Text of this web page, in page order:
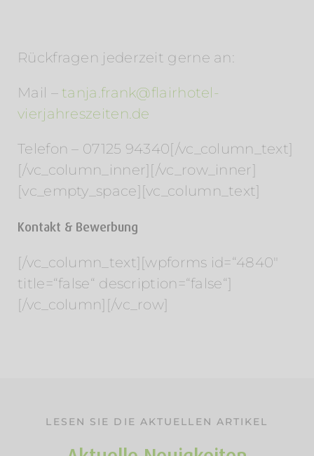
Rückfragen jederzeit gerne an:
Mail – tanja.frank@flairhotel-
vierjahreszeiten.de
Telefon – 07125 94340[/vc_column_text]
[/vc_column_inner][/vc_row_inner]
[vc_empty_space][vc_column_text]
Kontakt & Bewerbung
[/vc_column_text][wpforms id=“4840″
title=“false“ description=“false“]
[/vc_column][/vc_row]
LESEN SIE DIE AKTUELLEN ARTIKEL